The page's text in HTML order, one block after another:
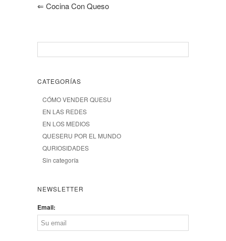
⇐ Cocina Con Queso
CATEGORÍAS
CÓMO VENDER QUESU
EN LAS REDES
EN LOS MEDIOS
QUESERU POR EL MUNDO
QURIOSIDADES
Sin categoría
NEWSLETTER
Email: